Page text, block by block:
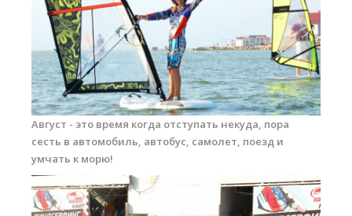
Виндсерфинг
Кайтсерфинг
Новости
Медиа
Медиа архив
Август - это время когда отступать некуда, пора
сесть в автомобиль, автобус, самолет, поезд и
умчать к морю!